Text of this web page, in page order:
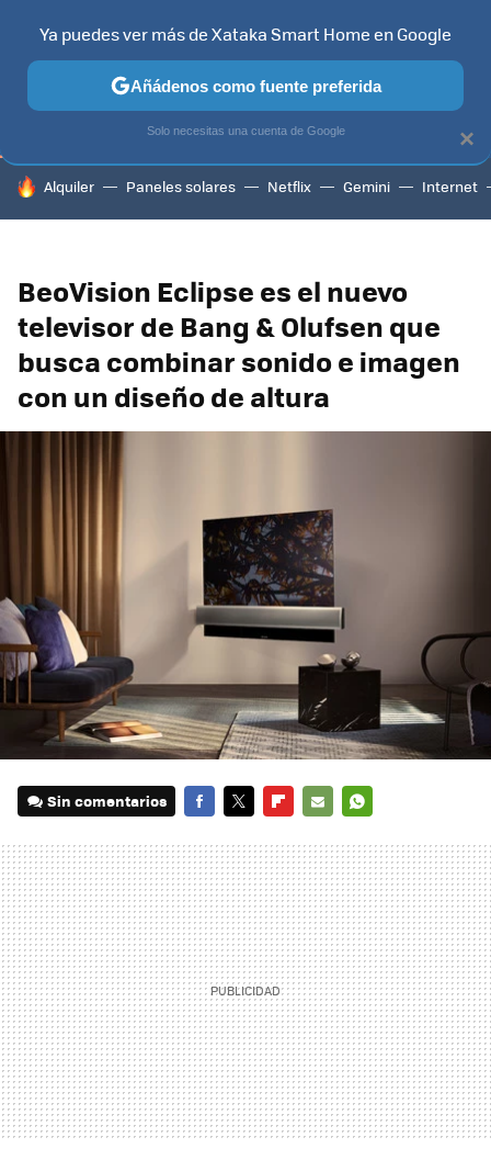
TELEVISORES CONTENIDOS SMART TV SELECCIÓN
HOY SE HABLA DE
Alquiler Paneles solares Netflix Gemini Internet
BeoVision Eclipse es el nuevo
televisor de Bang & Olufsen que
busca combinar sonido e imagen
con un diseño de altura
Sin comentarios
MAIL
×
Ya puedes ver más de Xataka Smart Home en Google
Añádenos como fuente preferida
Solo necesitas una cuenta de Google